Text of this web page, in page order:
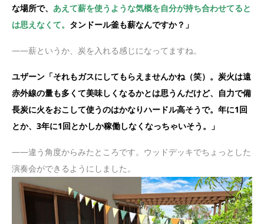
な場所で、 あえて薪を使うような気概を自分が持ち合わせてると
は思えなくて。 タンドール釜も薪なんですか？」
——薪というか、炭を入れる感じになってますね。
ユザーン「それもガスにしてもらえませんかね（笑）。炭火は遠
赤外線の量も多くて美味しくなるかとは思うんだけど、自力で備
長炭に火をおこして使うのはかなりハードル高そうで。年に1回
とか、3年に1回とかしか稼働しなくなっちゃいそう。」
——違う角度からみたところです。ウッドデッキでちょっとした
演奏会ができるようにしました。